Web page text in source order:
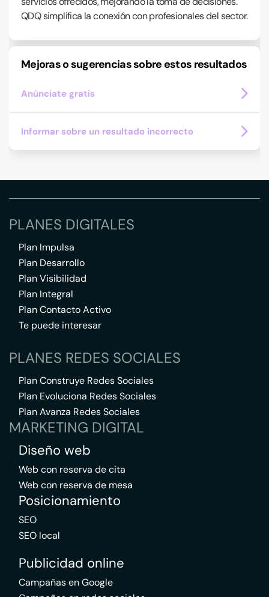
QDQ simplifica la conexión con profesionales del sector.
Mejoras o sugerencias sobre estos resultados
Anúnciate gratis
Informar sobre un resultado incorrecto
PLANES DIGITALES
Plan Impulsa
Plan Desarrollo
Plan Visibilidad
Plan Integral
Plan Contacto Activo
Te puede interesar
PLANES REDES SOCIALES
Plan Construye Redes Sociales
Plan Evoluciona Redes Sociales
Plan Avanza Redes Sociales
MARKETING DIGITAL
Diseño web
Web con reserva de cita
Web con reserva de mesa
Posicionamiento
SEO
SEO local
Publicidad online
Campañas en Google